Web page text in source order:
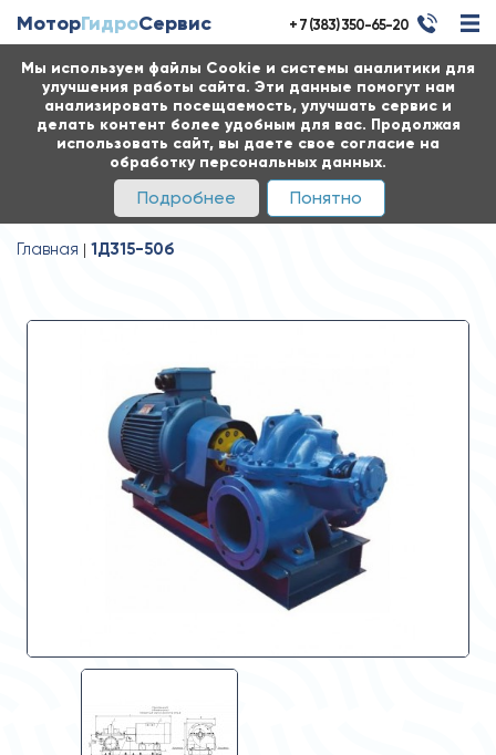
Мы используем файлы Cookie и системы аналитики для
улучшения работы сайта. Эти данные помогут нам
анализировать посещаемость, улучшать сервис и
делать контент более удобным для вас. Продолжая
использовать сайт, вы даете свое согласие на
обработку персональных данных.
Подробнее Понятно
МоторГидроСервис + 7 (383) 350-65-20
Главная 1Д315-50б